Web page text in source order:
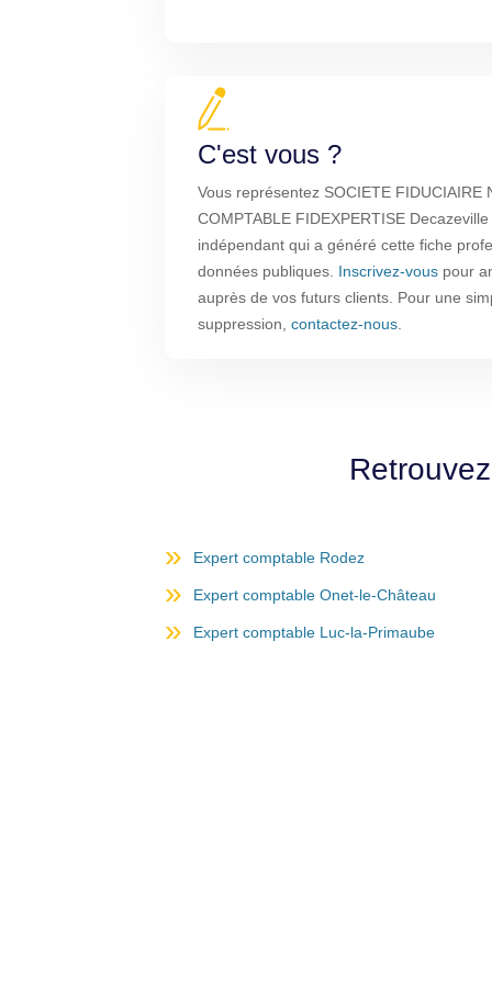
C'est vous ?
Vous représentez SOCIETE FIDUCIAIRE
COMPTABLE FIDEXPERTISE
indépendant qui a généré cette fiche
données publiques. Inscrivez-vous pour
auprès de vos futurs clients. Pour une
suppression, contactez-nous
Expert comptable Rodez
Expert comptable Onet-le-Château
Expert comptable Luc-la-Primaube